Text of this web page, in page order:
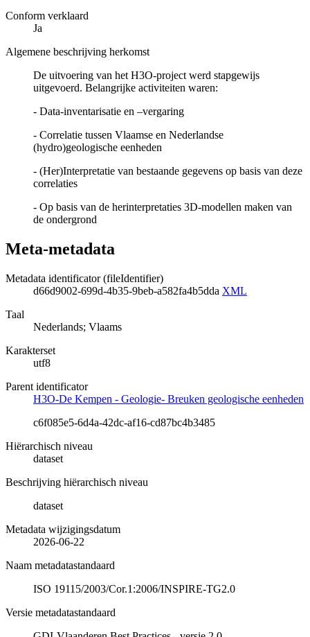
Conform verklaard
Ja
Algemene beschrijving herkomst
De uitvoering van het H3O-project werd stapgewijs
uitgevoerd. Belangrijke activiteiten waren:
- Data-inventarisatie en –vergaring
- Correlatie tussen Vlaamse en Nederlandse
(hydro)geologische eenheden
- (Her)Interpretatie van bestaande gegevens op basis van deze
correlaties
- Op basis van de herinterpretaties 3D-modellen maken van
de ondergrond
Meta-metadata
Metadata identificator (fileIdentifier)
d66d9002-699d-4b35-9beb-a582fa4b5dda XML
Taal
Nederlands; Vlaams
Karakterset
utf8
Parent identificator
H3O-De Kempen - Geologie- Breuken geologische eenheden
c6f085e5-6d4a-42dc-af16-cd87bc4b3485
Hiërarchisch niveau
dataset
Beschrijving hiërarchisch niveau
dataset
Metadata wijzigingsdatum
2026-06-22
Naam metadatastandaard
ISO 19115/2003/Cor.1:2006/INSPIRE-TG2.0
Versie metadatastandaard